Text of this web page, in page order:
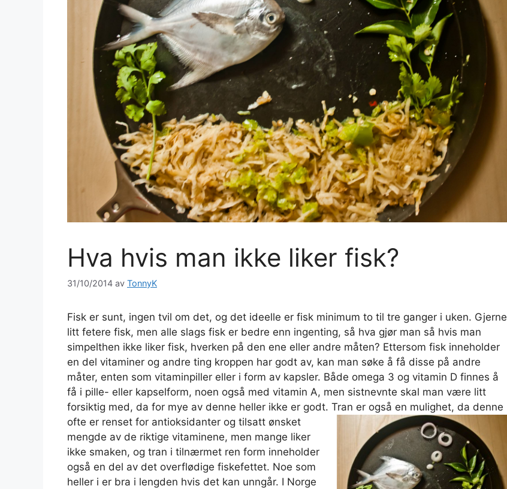
Hva hvis man ikke liker fisk?
31/10/2014 av TonnyK
Fisk er sunt, ingen tvil om det, og det ideelle er fisk minimum to til tre ganger i uken. Gjerne
litt fetere fisk, men alle slags fisk er bedre enn ingenting, så hva gjør man så hvis man
simpelthen ikke liker fisk, hverken på den ene eller andre måten? Ettersom fisk inneholder
en del vitaminer og andre ting kroppen har godt av, kan man søke å få disse på andre
måter, enten som vitaminpiller eller i form av kapsler. Både omega 3 og vitamin D finnes å
få i pille- eller kapselform, noen også med vitamin A, men sistnevnte skal man være litt
forsiktig med, da for mye av denne heller ikke er godt. Tran er også en mulighet, da denne
ofte er renset for antioksidanter og tilsatt ønsket
mengde av de riktige vitaminene, men mange liker
ikke smaken, og tran i tilnærmet ren form inneholder
også en del av det overflødige fiskefettet. Noe som
heller i er bra i lengden hvis det kan unngår. I Norge